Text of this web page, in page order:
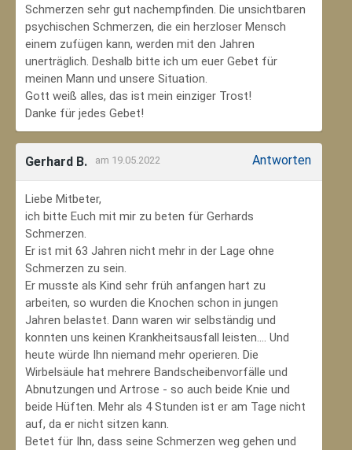
Schmerzen sehr gut nachempfinden. Die unsichtbaren
psychischen Schmerzen, die ein herzloser Mensch
einem zufügen kann, werden mit den Jahren
unerträglich. Deshalb bitte ich um euer Gebet für
meinen Mann und unsere Situation.
Gott weiß alles, das ist mein einziger Trost!
Danke für jedes Gebet!
Gerhard B. am 19.05.2022 Antworten
Liebe Mitbeter,
ich bitte Euch mit mir zu beten für Gerhards
Schmerzen.
Er ist mit 63 Jahren nicht mehr in der Lage ohne
Schmerzen zu sein.
Er musste als Kind sehr früh anfangen hart zu
arbeiten, so wurden die Knochen schon in jungen
Jahren belastet. Dann waren wir selbständig und
konnten uns keinen Krankheitsausfall leisten.... Und
heute würde Ihn niemand mehr operieren. Die
Wirbelsäule hat mehrere Bandscheibenvorfälle und
Abnutzungen und Artrose - so auch beide Knie und
beide Hüften. Mehr als 4 Stunden ist er am Tage nicht
auf, da er nicht sitzen kann.
Betet für Ihn, dass seine Schmerzen weg gehen und